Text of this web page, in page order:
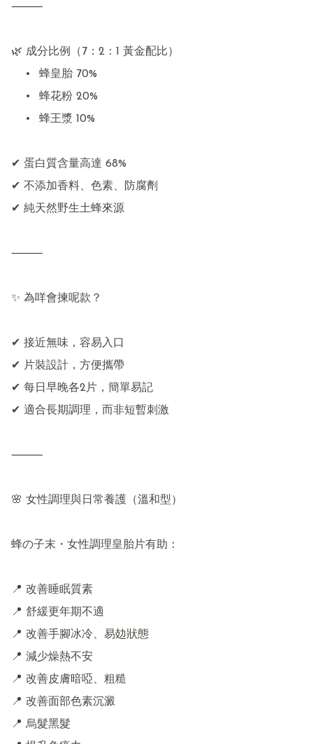
⸻
🌿 成分比例（7：2：1 黃金配比）
✔ 蛋白質含量高達 68%
✔ 不添加香料、色素、防腐劑
✔ 純天然野生土蜂來源
⸻
✨ 為咩會揀呢款？
✔ 接近無味，容易入口
✔ 片裝設計，方便攜帶
✔ 每日早晚各2片，簡單易記
✔ 適合長期調理，而非短暫刺激
⸻
🌸 女性調理與日常養護（溫和型）
蜂の子末・女性調理皇胎片有助：
📍 改善睡眠質素
📍 舒緩更年期不適
📍 改善手腳冰冷、易攰狀態
📍 減少燥熱不安
📍 改善皮膚暗啞、粗糙
📍 改善面部色素沉澱
📍 烏髮黑髮